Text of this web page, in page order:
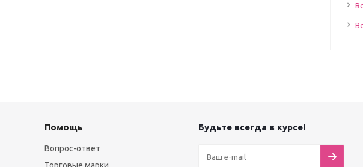
Помощь
Вопрос-ответ
Будьте всегда в курсе!